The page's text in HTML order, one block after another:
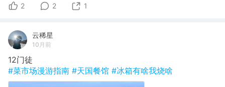
2 2 1
云稀星
10月前
12门徒
#菜市场漫游指南 #天国餐馆 #冰箱有啥我烧啥